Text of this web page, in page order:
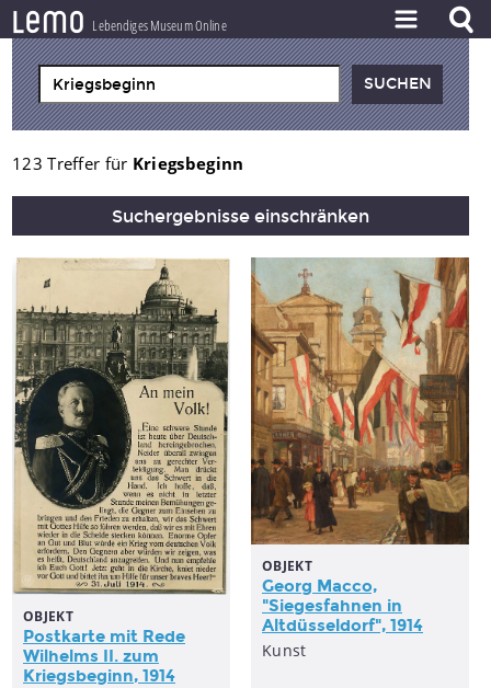
lemo Lebendiges Museum Online
ZEITSTRAHL
THEMEN
ZEITZEUGEN
BESTAND
PROJEKT
123 Treffer für Kriegsbeginn
Suchergebnisse einschränken
OBJEKT
Postkarte mit Rede
Wilhelms II. zum
Kriegsbeginn, 1914
OBJEKT
Georg Macco,
"Siegesfahnen in
Altdüsseldorf", 1914
Kunst